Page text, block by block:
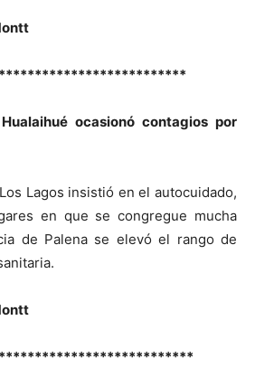
ocasionó contagios por
Lagos insistió en el autocuidado,
en que se congregue mucha
de Palena se elevó el rango de